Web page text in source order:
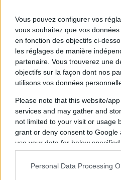
Vous pouvez configurer vos
vous souhaitez que vos
en fonction des objectifs ci-
les réglages de manière
partenaire. Vous trouverez une
objectifs sur la façon dont nos
utilisons vos données
Please note that this website/
services and may gather and
not limited to your visit or usage
grant or deny consent to
use your data for below
consent section.
Personal Data Processing
Programme TV Rugby > Top
Rochelle